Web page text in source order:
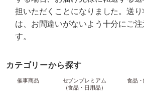
担いただくことになりました。送
は、お間違いがないよう十分にご
す。
カテゴリーから探す
催事商品
セブンプレミアム
（食品・日用品）
食品